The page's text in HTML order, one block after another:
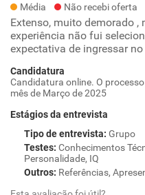
Média Não recebi oferta
Extenso, muito demorado
experiência não fui
expectativa de ingressar no
Candidatura
Candidatura online. O
mês de Março de 2025
Estágios da entrevista
Tipo de entrevista: Grupo
Testes: Conhecimentos
Personalidade, IQ
Outros: Referências,